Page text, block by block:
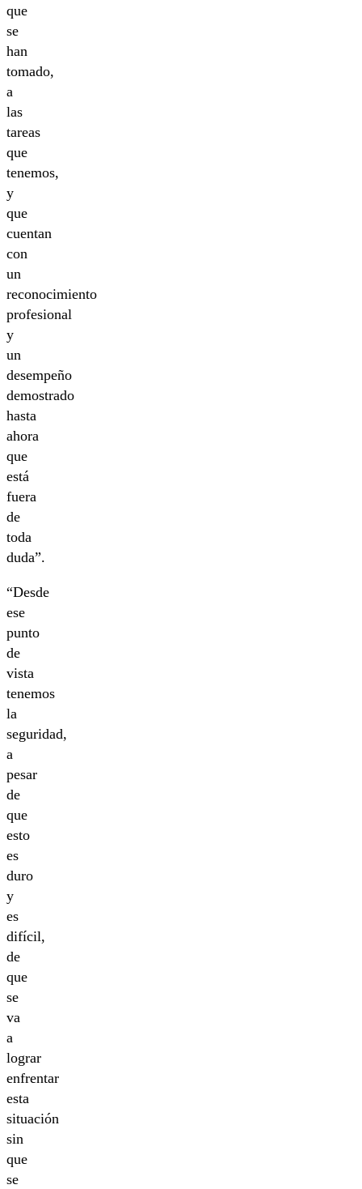
que
se
han
tomado,
a
las
tareas
que
tenemos,
y
que
cuentan
con
un
reconocimiento
profesional
y
un
desempeño
demostrado
hasta
ahora
que
está
fuera
de
toda
duda”.
“Desde
ese
punto
de
vista
tenemos
la
seguridad,
a
pesar
de
que
esto
es
duro
y
es
difícil,
de
que
se
va
a
lograr
enfrentar
esta
situación
sin
que
se